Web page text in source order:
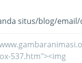
situs/blog/email/